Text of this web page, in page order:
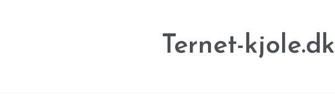
Ternet-kjole.dk